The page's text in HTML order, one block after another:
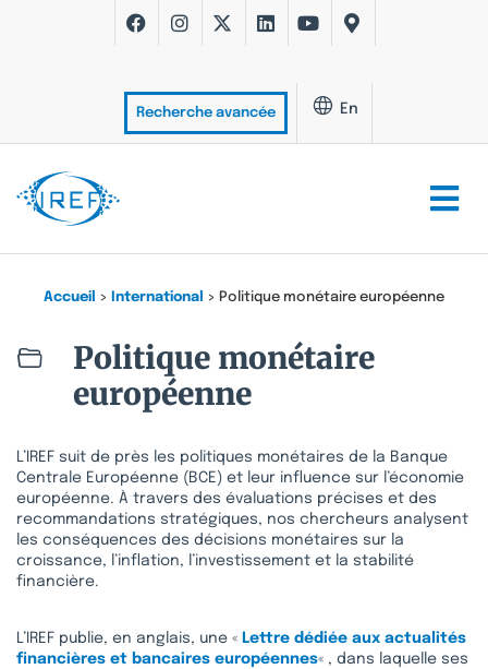
Recherche avancée En
Accueil > International > Politique monétaire européenne
Politique monétaire
européenne
L’IREF suit de près les politiques monétaires de la Banque
Centrale Européenne (BCE) et leur influence sur l’économie
européenne. À travers des évaluations précises et des
recommandations stratégiques, nos chercheurs analysent
les conséquences des décisions monétaires sur la
croissance, l’inflation, l’investissement et la stabilité
financière.
L’IREF publie, en anglais, une « Lettre dédiée aux actualités
financières et bancaires européennes« , dans laquelle ses